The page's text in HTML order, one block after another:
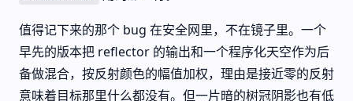
值得记下来的那个 bug 在安全网里，不在镜子里。一个
早先的版本把 reflector 的输出和一个程序化天空作为后
备做混合，按反射颜色的幅值加权，理由是接近零的反射
意味着目标那里什么都没有。但一片暗的树冠阴影也有低